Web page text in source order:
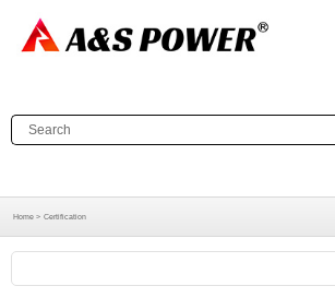
Home > Certification